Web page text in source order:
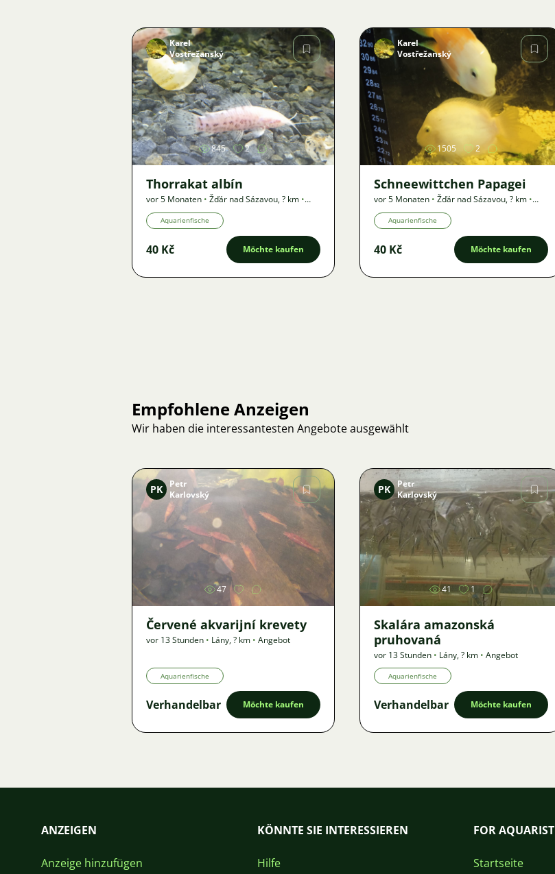
Bild
Karel
Vostřežanský
845 2
Thorrakat albín
vor 5 Monaten • Žďár nad Sázavou,? km •
Angebot
Aquarienfische
40 Kč Möchte kaufen
Bild
Karel
Vostřežanský
1505 2
Schneewittchen Papagei
vor 5 Monaten • Žďár nad Sázavou,? km •
Angebot
Aquarienfische
40 Kč Möchte kaufen
Empfohlene Anzeigen
Wir haben die interessantesten Angebote ausgewählt
Bild
PK
Petr
Karlovský
47
Červené akvarijní krevety
vor 13 Stunden • Lány,? km • Angebot
Aquarienfische
Verhandelbar Möchte kaufen
Bild
PK
Petr
Karlovský
41 1
Skalára amazonská
pruhovaná
vor 13 Stunden • Lány,? km • Angebot
Aquarienfische
Verhandelbar Möchte kaufen
ANZEIGEN
Anzeige hinzufügen
KÖNNTE SIE INTERESSIEREN
Hilfe
FOR AQUARIST
Startseite